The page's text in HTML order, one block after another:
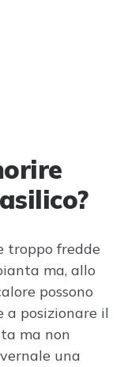
troppo fredde
ma, allo
possono
a posizionare il
ma non
una